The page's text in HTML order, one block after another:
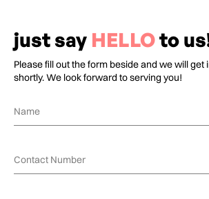
just say HELLOto
Please fill out the form beside and we will get
shortly. We look forward to serving you!